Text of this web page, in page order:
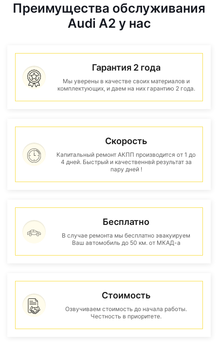
Преимущества обслуживания
Audi A2 у нас
Гарантия 2 года
Мы уверены в качестве своих материалов и
комплектующих, и даем на них гарантию 2 года.
Скорость
Капитальный ремонт АКПП производится от 1 до
4 дней. Быстрый и качественнвй результат за
пару дней !
Бесплатно
В случае ремонта мы бесплатно эвакуируем
Ваш автомобиль до 50 км. от МКАД-а
Стоимость
Озвучиваем стоимость до начала работы.
Честность в приоритете.